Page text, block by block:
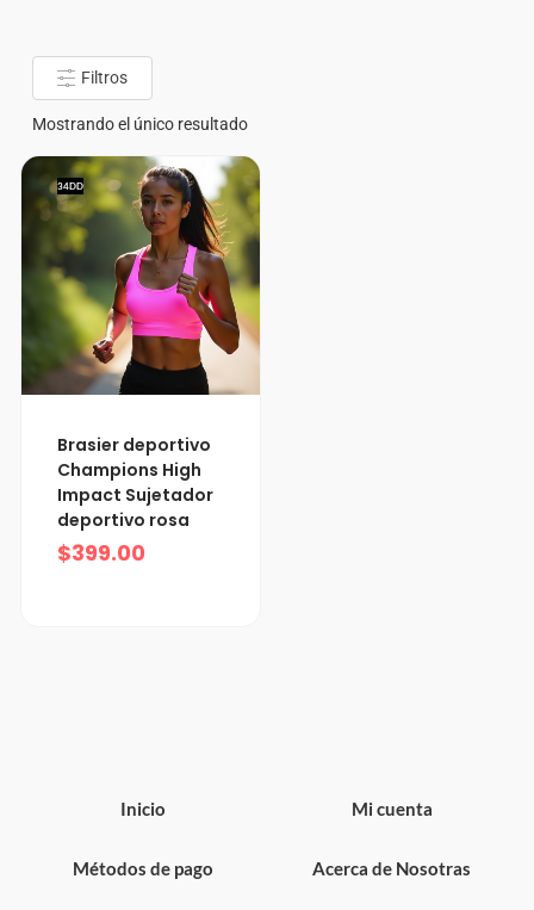
Filtros
Mostrando el único resultado
34DD
Brasier deportivo
Champions High
Impact Sujetador
deportivo rosa
$399.00
Inicio
Métodos de pago
Mi cuenta
Acerca de Nosotras